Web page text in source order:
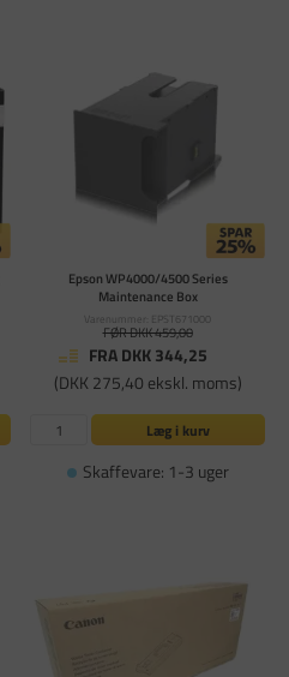
Epson WP4000/4500 Series
Maintenance Box
Varenummer: EPST671000
FØR DKK 459,00
FRA DKK 344,25
(DKK 275,40 ekskl. moms)
Læg i kurv
Skaffevare: 1-3 uger